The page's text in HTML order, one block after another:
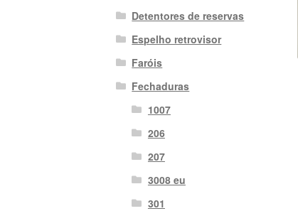
Detentores de reservas
Espelho retrovisor
Faróis
Fechaduras
1007
206
207
3008 eu
301